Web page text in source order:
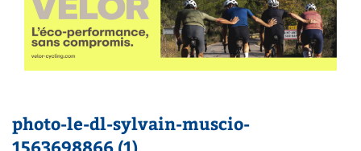
photo-le-dl-sylvain-muscio-